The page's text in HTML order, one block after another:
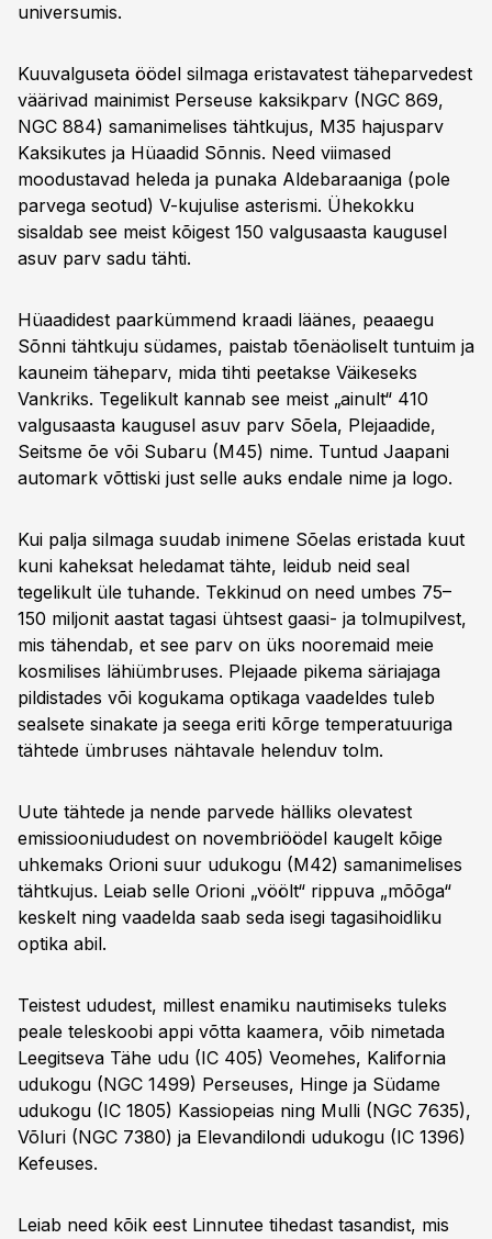
universumis.
Kuuvalguseta öödel silmaga eristavatest täheparvedest
väärivad mainimist Perseuse kaksikparv (NGC 869,
NGC 884) sama­nimelises tähtkujus, M35 hajusparv
Kaksikutes ja Hüaadid Sõnnis. Need viimased
moodustavad heleda ja punaka Aldebaraaniga (pole
parvega seotud) V-kujulise asterismi. Ühekokku
sisaldab see meist kõigest 150 valgusaasta kaugusel
asuv parv sadu tähti.
Hüaadidest paarkümmend kraadi läänes, peaaegu
Sõnni tähtkuju südames, paistab tõenäoliselt tuntuim ja
kauneim täheparv, mida tihti peetakse Väikeseks
Vankriks. Tegelikult kannab see meist „ainult“ 410
valgusaasta kaugusel asuv parv Sõela, Plejaadide,
Seitsme õe või Subaru (M45) nime. Tuntud Jaapani
automark võttiski just selle auks endale nime ja logo.
Kui palja silmaga suudab inimene Sõelas eristada kuut
kuni kaheksat heledamat tähte, leidub neid seal
tegelikult üle tuhande. Tekkinud on need umbes 75–
150 miljonit aastat tagasi ühtsest gaasi- ja tolmupilvest,
mis tähendab, et see parv on üks nooremaid meie
kosmilises lähiümbruses. Plejaade pikema säriajaga
pildistades või kogukama optikaga vaadel­des tuleb
sealsete sinakate ja seega eriti kõrge temperatuuriga
tähtede ümbruses nähtavale helenduv tolm.
Uute tähtede ja nende parvede hälliks olevatest
emissiooni­ududest on novembriöödel kaugelt kõige
uhkemaks Orioni suur udukogu (M42) samanimelises
tähtkujus. Leiab selle Orioni „vöölt“ rippuva „mõõga“
keskelt ning vaadelda saab seda isegi tagasihoidliku
optika abil.
Teistest ududest, millest enamiku nautimiseks tuleks
peale teleskoobi appi võtta kaamera, võib nimetada
Leegitseva Tähe udu (IC 405) Veomehes, Kalifornia
udukogu (NGC 1499) Perseuses, Hinge ja Südame
udukogu (IC 1805) Kassiopeias ning Mulli (NGC 7635),
Võluri (NGC 7380) ja Elevandilondi udukogu (IC 1396)
Kefeuses.
Leiab need kõik eest Linnutee tihedast tasandist, mis